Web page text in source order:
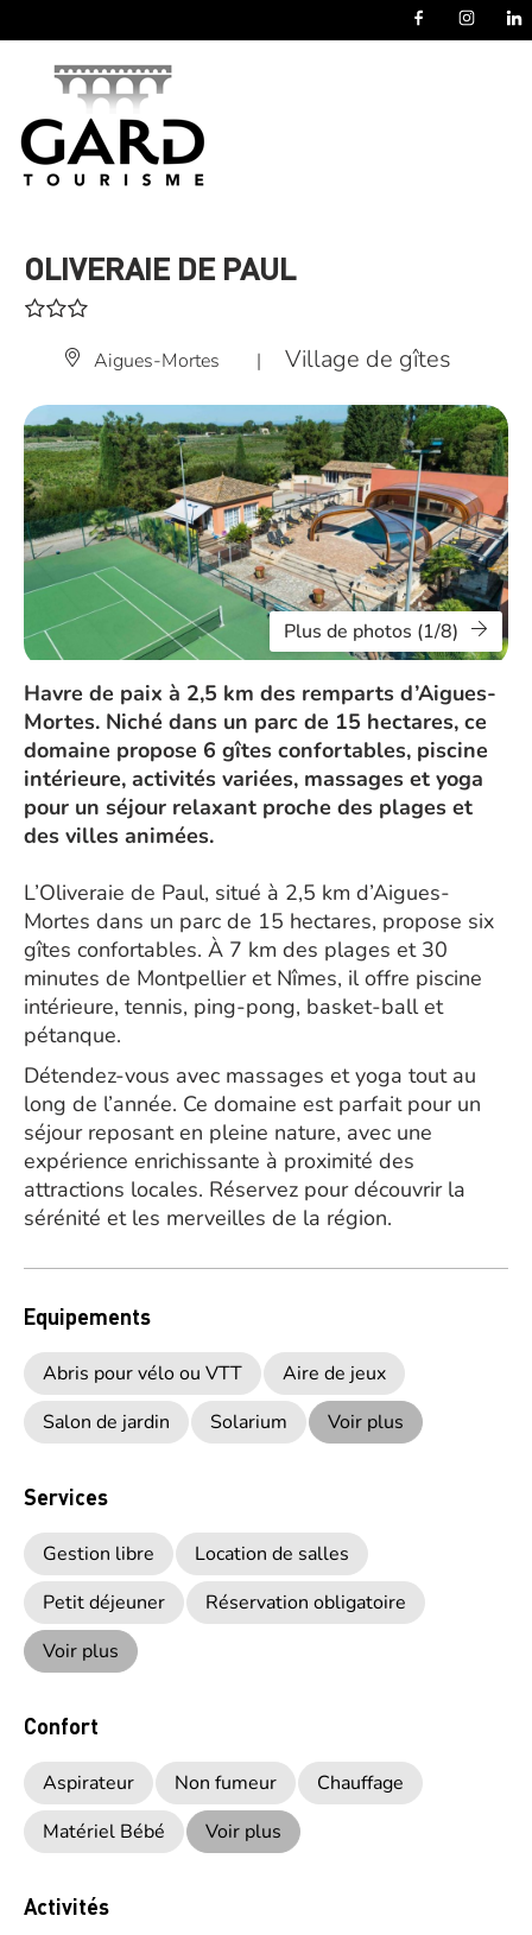
OLIVERAIE DE PAUL
Aigues-Mortes | Village de gîtes
Plus de photos (1/8)
Havre de paix à 2,5 km des remparts d’Aigues-
Mortes. Niché dans un parc de 15 hectares, ce
domaine propose 6 gîtes confortables, piscine
intérieure, activités variées, massages et yoga
pour un séjour relaxant proche des plages et
des villes animées.
L’Oliveraie de Paul, situé à 2,5 km d’Aigues-
Mortes dans un parc de 15 hectares, propose six
gîtes confortables. À 7 km des plages et 30
minutes de Montpellier et Nîmes, il offre piscine
intérieure, tennis, ping-pong, basket-ball et
pétanque.
Détendez-vous avec massages et yoga tout au
long de l’année. Ce domaine est parfait pour un
séjour reposant en pleine nature, avec une
expérience enrichissante à proximité des
attractions locales. Réservez pour découvrir la
sérénité et les merveilles de la région.
Equipements
Abris pour vélo ou VTT
Aire de jeux
Salon de jardin
Solarium Voir plus
Services
Gestion libre
Location de salles
Petit déjeuner
Réservation obligatoire
Voir plus
Confort
Aspirateur Non fumeur
Chauffage
Matériel Bébé
Voir plus
Activités